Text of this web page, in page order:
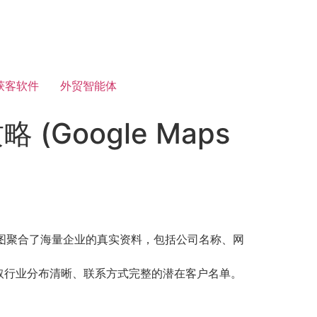
客软件 外贸智能体
略 (Google Maps
合了海量企业的真实资料，包括公司名称、网
业分布清晰、联系方式完整的潜在客户名单。